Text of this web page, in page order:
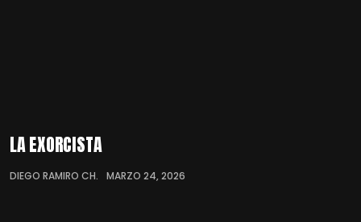
LA EXORCISTA
DIEGO RAMIRO CH. MARZO 24, 2026